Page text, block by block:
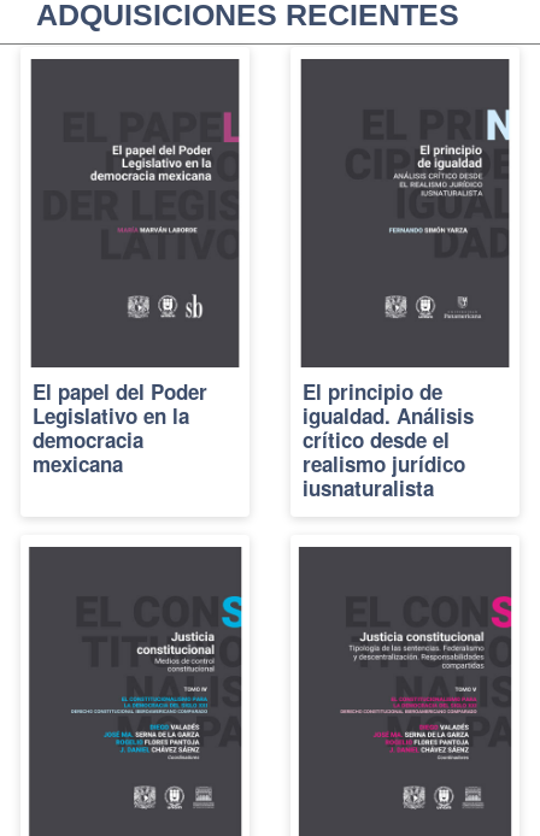
ADQUISICIONES RECIENTES
El papel del Poder
Legislativo en la
democracia
mexicana
El principio de
igualdad. Análisis
crítico desde el
realismo jurídico
iusnaturalista